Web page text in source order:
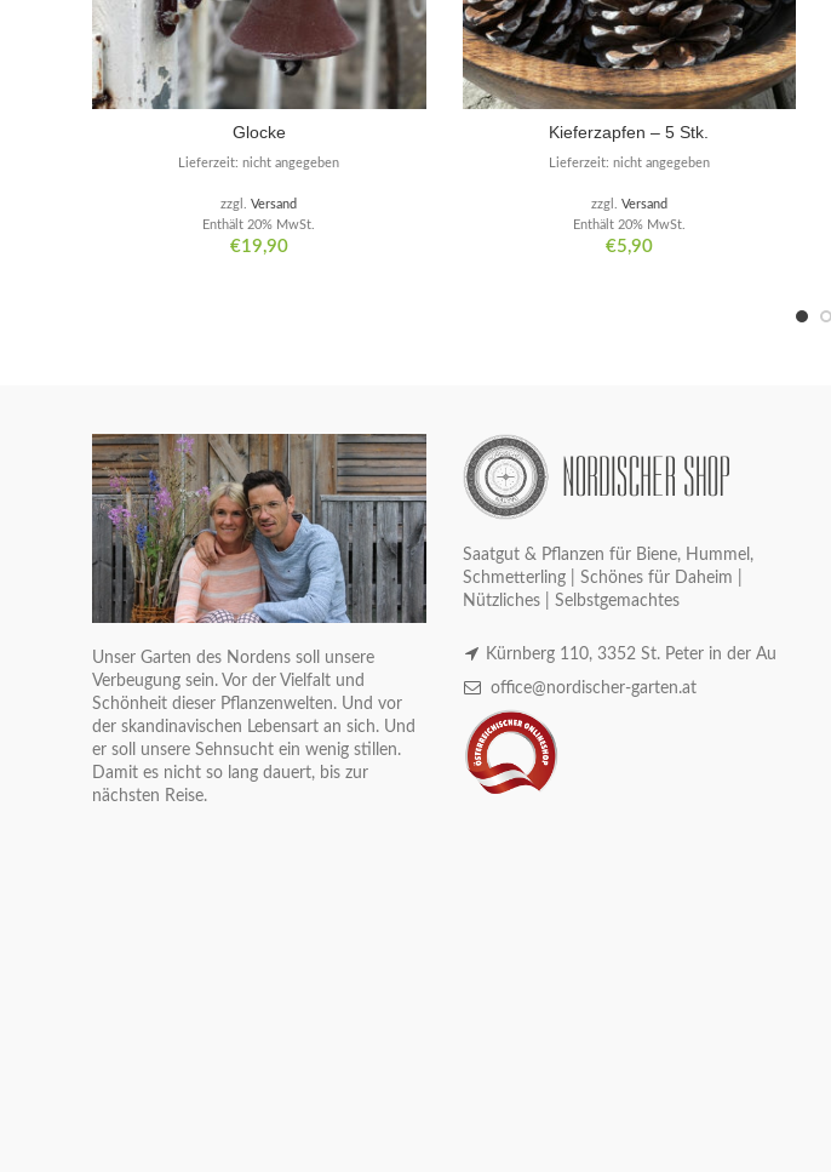
Glocke
€19,90
Enthält 20% MwSt.
zzgl.Versand
Lieferzeit: nicht angegeben
Kieferzapfen – 5 Stk.
€5,90
Enthält 20% MwSt.
zzgl. Versand
Lieferzeit: nicht angegeben
Unser Garten des Nordens soll unsere
Verbeugung sein. Vor der Vielfalt und
Schönheit dieser Pflanzenwelten. Und vor
der skandinavischen Lebensart an sich. Und
er soll unsere Sehnsucht ein wenig stillen.
Damit es nicht so lang dauert, bis zur
nächsten Reise.
Saatgut & Pflanzen für Biene, Hummel,
Schmetterling | Schönes für Daheim |
Nützliches | Selbstgemachtes
Kürnberg 110, 3352 St. Peter in der Au
office@nordischer-garten.at